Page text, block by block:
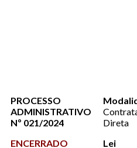
PROCESSO
ADMINISTRATIVO
Nº 021/2024
ENCERRADO
Direta
Lei